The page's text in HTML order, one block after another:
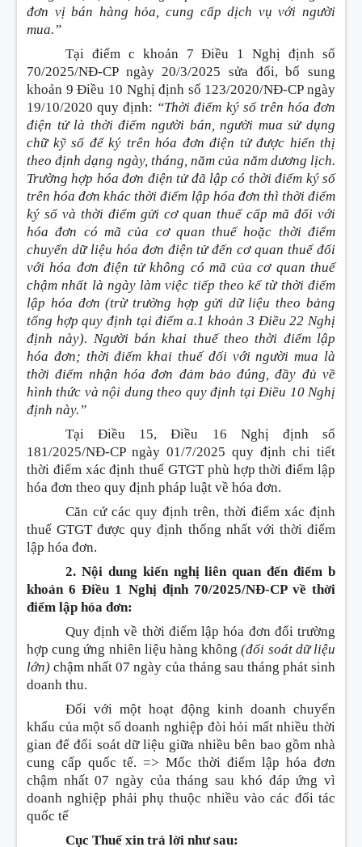
đơn vị bán hàng hỏa, cung cấp dịch vụ với người
mua.”
Tại điểm c khoản 7 Điều 1 Nghị định số
70/2025/NĐ-CP ngày 20/3/2025 sửa đổi, bổ sung
khoản 9 Điều 10 Nghị định số 123/2020/NĐ-CP ngày
19/10/2020 quy định: “Thời điểm ký số trên hóa đơn
điện tử là thời điểm người bán, người mua sử dụng
chữ kỹ số để ký trên hóa đơn điện tử được hiển thị
theo định dạng ngày, tháng, năm của năm dương lịch.
Trường hợp hóa đơn điện tử đã lập có thời điểm ký số
trên hóa đơn khác thời điểm lập hóa đơn thì thời điểm
ký số và thời điểm gửi cơ quan thuế cấp mã đối với
hóa đơn có mã của cơ quan thuế hoặc thời điểm
chuyển dữ liệu hóa đơn điện tử đến cơ quan thuế đối
với hóa đơn điện tử không có mã của cơ quan thuế
chậm nhất là ngày làm việc tiếp theo kể từ thời điểm
lập hóa đơn (trừ trường hợp gửi dữ liệu theo bảng
tổng hợp quy định tại điểm a.1 khoản 3 Điều 22 Nghị
định này). Người bán khai thuế theo thời điểm lập
hóa đơn; thời điểm khai thuế đối với người mua là
thời điểm nhận hóa đơn đảm bảo đúng, đầy đủ về
hình thức và nội dung theo quy định tại Điều 10 Nghị
định này.”
Tại Điều 15, Điều 16 Nghị định số
181/2025/NĐ-CP ngày 01/7/2025 quy định chi tiết
thời điểm xác định thuế GTGT phù hợp thời điểm lập
hóa đơn theo quy định pháp luật về hóa đơn.
Căn cứ các quy định trên, thời điểm xác định
thuế GTGT được quy định thống nhất với thời điểm
lập hóa đơn.
2. Nội dung kiến nghị liên quan đến điểm b
khoản 6 Điều 1 Nghị định 70/2025/NĐ-CP về thời
điểm lập hóa đơn:
Quy định về thời điểm lập hóa đơn đối trường
hợp cung ứng nhiên liệu hàng không(đối soát dữ liệu
lớn) chậm nhất 07 ngày của tháng sau tháng phát sinh
doanh thu.
Đối với một hoạt động kinh doanh chuyển
khẩu của một số doanh nghiệp đòi hỏi mất nhiều thời
gian để đối soát dữ liệu giữa nhiều bên bao gồm nhà
cung cấp quốc tế. => Mốc thời điểm lập hóa đơn
chậm nhất 07 ngày của tháng sau khó đáp ứng vì
doanh nghiệp phải phụ thuộc nhiều vào các đối tác
quốc tế
Cục Thuế xin trả lời như sau: